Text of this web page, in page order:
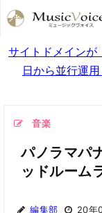
サイトドメインが
日から並行運
音楽
パノラマパ
ッドルーム
編集部 20年